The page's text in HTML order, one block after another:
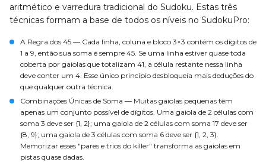
aritmético e varredura tradicional do Sudoku. Estas três
técnicas formam a base de todos os níveis no SudokuPro:
A Regra dos 45 — Cada linha, coluna e bloco 3×3 contém os dígitos de
1 a 9, então sua soma é sempre 45. Se uma linha estiver quase toda
coberta por gaiolas que totalizam 41, a célula restante nessa linha
deve conter um 4. Esse único princípio desbloqueia mais deduções do
que qualquer outra técnica.
Combinações Únicas de Soma — Muitas gaiolas pequenas têm
apenas um conjunto possível de dígitos. Uma gaiola de 2 células com
soma 3 deve ser {1, 2}; uma gaiola de 2 células com soma 17 deve ser
{8, 9}; uma gaiola de 3 células com soma 6 deve ser {1, 2, 3}.
Memorizar esses "pares e trios do killer" transforma as gaiolas em
pistas quase dadas.